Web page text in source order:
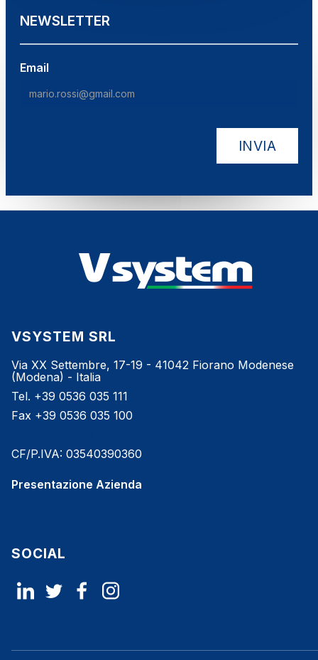
NEWSLETTER
Email
VSYSTEM SRL
Via XX Settembre, 17-19 - 41042 Fiorano Modenese
(Modena) - Italia
Tel. +39 0536 035 111
Fax +39 0536 035 100
CF/P.IVA: 03540390360
Presentazione Azienda
SOCIAL